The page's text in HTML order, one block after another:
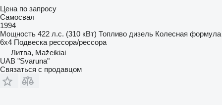
Цена по запросу
Самосвал
1994
Мощность 422 л.с. (310 кВт) Топливо дизель Колесная формула
6x4 Подвеска рессора/рессора
Литва, Mažeikiai
UAB "Svaruna"
Связаться с продавцом